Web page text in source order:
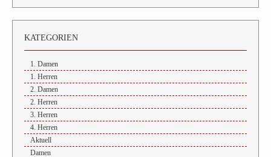
KATEGORIEN
1. Damen
1. Herren
2. Damen
2. Herren
3. Herren
4. Herren
Aktuell
Damen